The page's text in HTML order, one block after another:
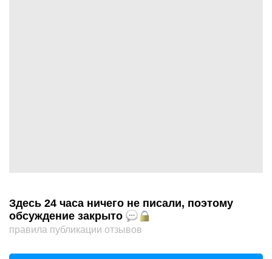
Здесь 24 часа ничего не писали, поэтому
обсуждение закрыто
правила публикации отзывов